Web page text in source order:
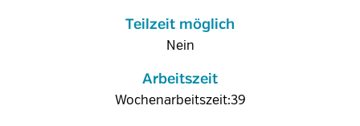
Teilzeit möglich
Nein
Arbeitszeit
Wochenarbeitszeit:39